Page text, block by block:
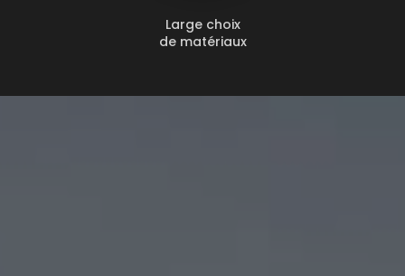
Large choix
de matériaux